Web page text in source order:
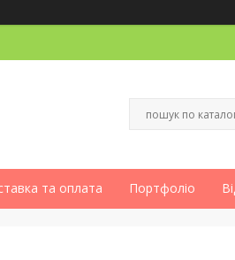
та оплата Портфоліо